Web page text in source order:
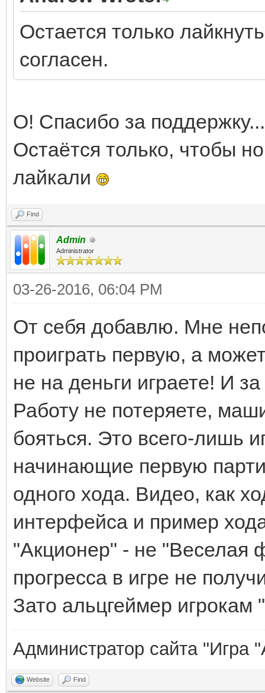
Остается только
согласен.
О! Спасибо за
Остаётся только, чтобы
лайкали
Find
Admin
Administrator
03-26-2016, 06:04 PM
От себя добавлю. Мне
проиграть первую, а
не на деньги играете! И
Работу не потеряете,
бояться. Это всего-лишь
начинающие первую
одного хода. Видео, как
интерфейса и пример
"Акционер" - не "Веселая
прогресса в игре не
Зато альцгеймер игрокам
Администратор сайта "Игра
Website Find